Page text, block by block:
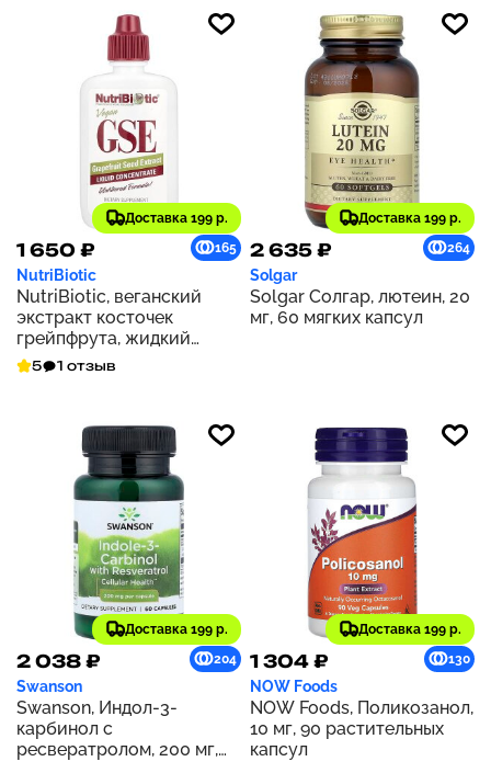
Доставка 199 р.
1 650 ₽ 165
NutriBiotic
NutriBiotic, веганский
экстракт косточек
грейпфрута, жидкий
концентрат, 100 мг, 59 мл
(2 жидк. унции)
5 1 отзыв
Доставка 199 р.
2 635 ₽ 264
Solgar
Solgar Солгар, лютеин, 20
мг, 60 мягких капсул
Доставка 199 р.
2 038 ₽ 204
Swanson
Swanson, Индол-3-
карбинол с
ресвератролом, 200 мг,
Доставка 199 р.
1 304 ₽ 130
NOW Foods
NOW Foods, Поликозанол,
10 мг, 90 растительных
капсул